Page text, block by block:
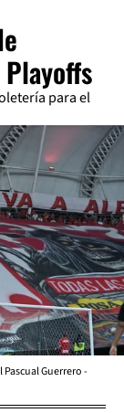
para el
Guerrero -